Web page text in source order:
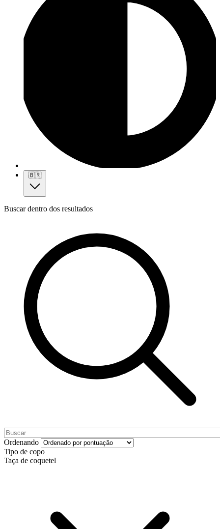
🇧🇷
Buscar dentro dos resultados
Ordenando
Tipo de copo
Taça de coquetel